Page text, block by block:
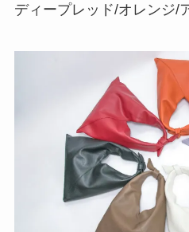
ディープレッド/オレンジ/